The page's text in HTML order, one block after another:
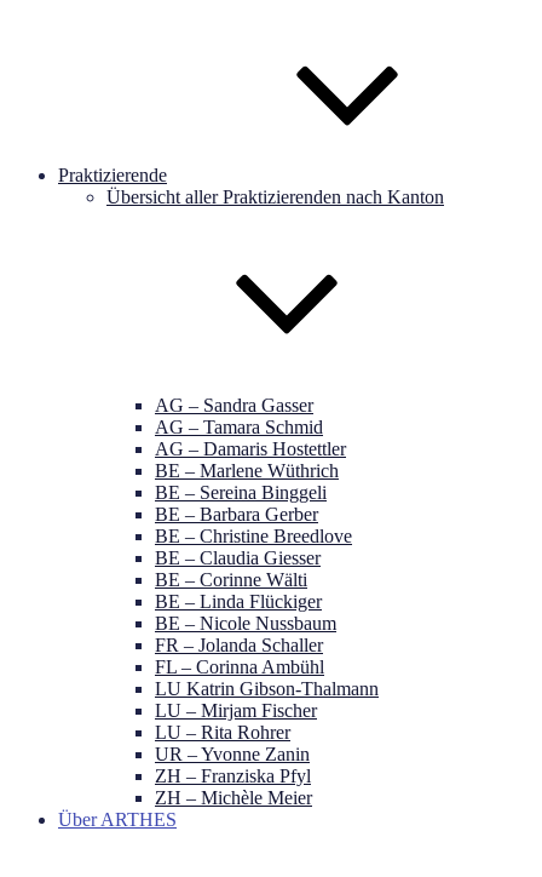
Praktizierende
Übersicht aller Praktizierenden nach Kanton
AG – Sandra Gasser
AG – Tamara Schmid
AG – Damaris Hostettler
BE – Marlene Wüthrich
BE – Sereina Binggeli
BE – Barbara Gerber
BE – Christine Breedlove
BE – Claudia Giesser
BE – Corinne Wälti
BE – Linda Flückiger
BE – Nicole Nussbaum
FR – Jolanda Schaller
FL – Corinna Ambühl
LU Katrin Gibson-Thalmann
LU – Mirjam Fischer
LU – Rita Rohrer
UR – Yvonne Zanin
ZH – Franziska Pfyl
ZH – Michèle Meier
Über ARTHES